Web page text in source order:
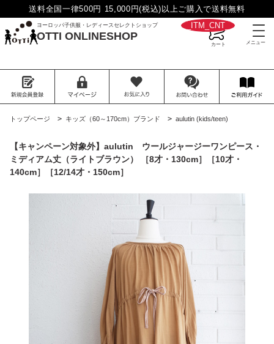
送料全国一律500円 15,000円(税込)以上ご購入で送料無料
ヨーロッパ子供服・レディースセレクトショップ
OTTI ONLINESHOP
__ITM_CNT__
トップページ > キッズ（60～170cm）ブランド > aulutin (kids/teen)
【キャンペーン対象外】aulutin ウールジャージーワンピース・
ミディアム丈（ライトブラウン） ［8才・130cm］［10才・
140cm］［12/14才・150cm］